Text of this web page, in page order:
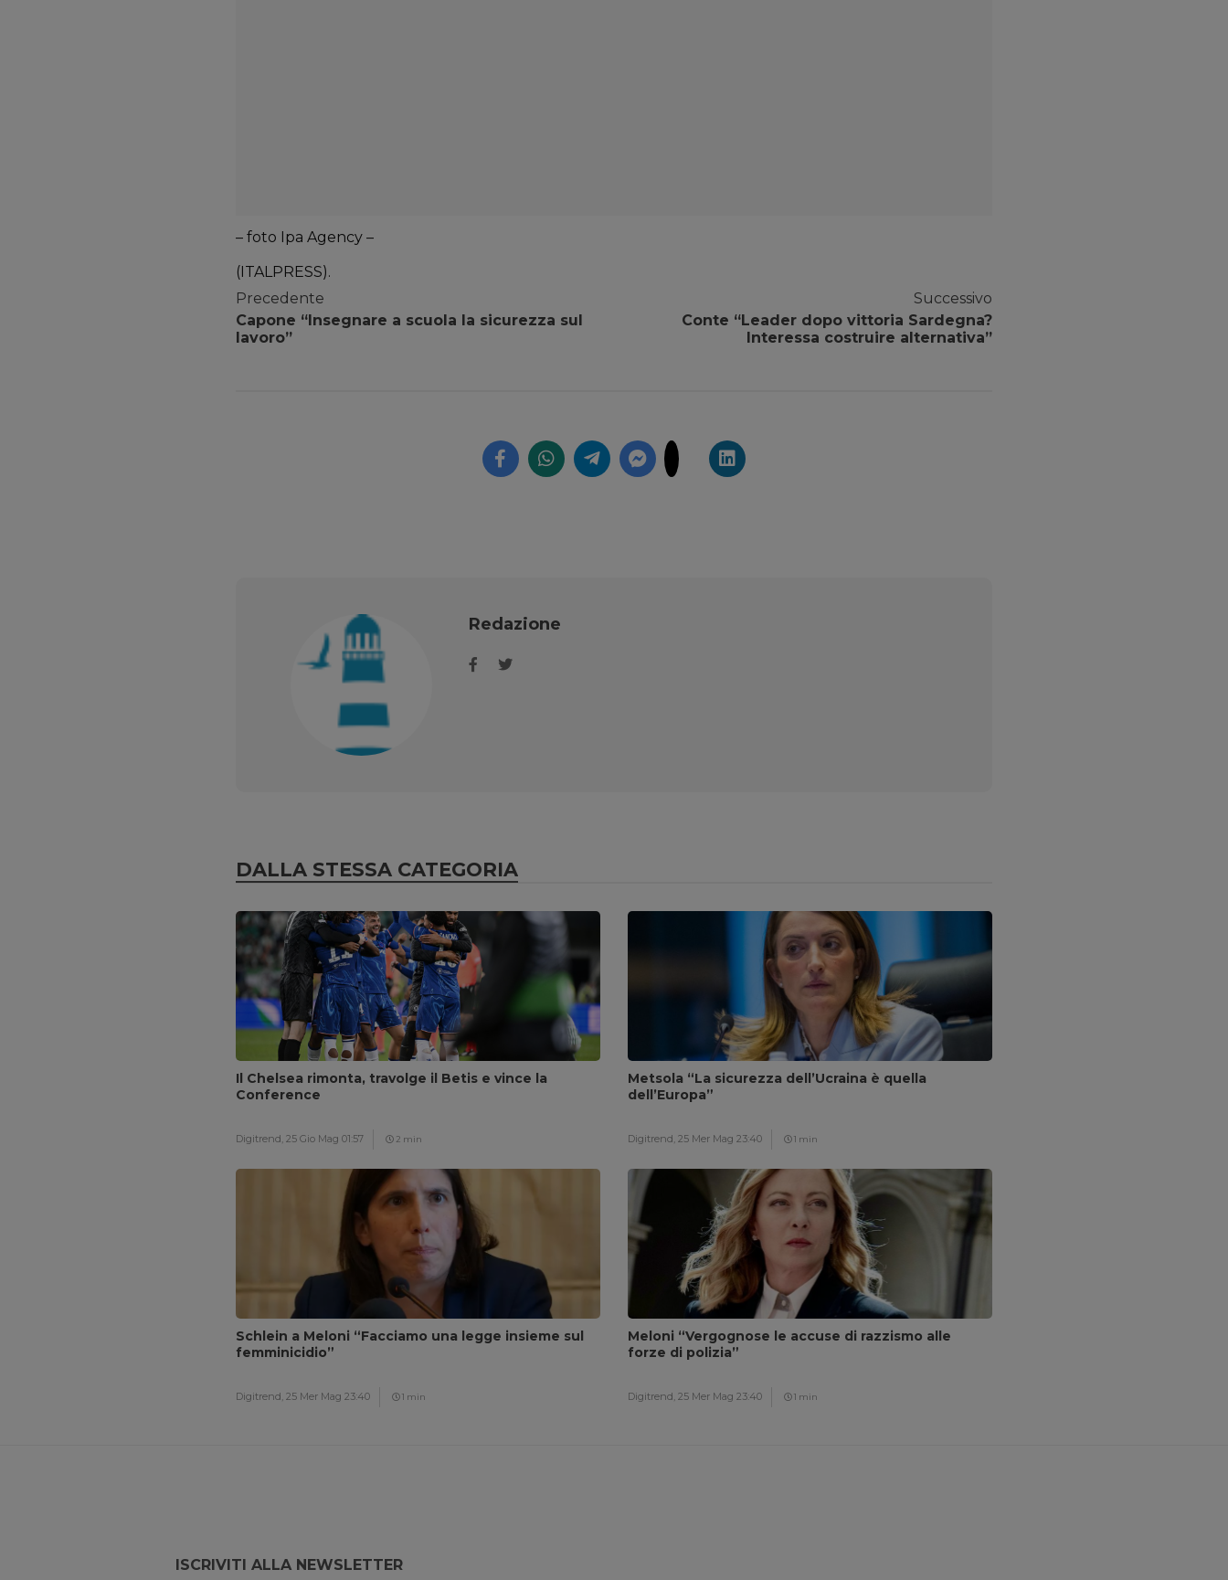
– foto Ipa Agency –
(ITALPRESS).
Precedente
Capone “Insegnare a scuola la sicurezza sul
lavoro”
Successivo
Conte “Leader dopo vittoria Sardegna?
Interessa costruire alternativa”
Redazione
DALLA STESSA CATEGORIA
Il Chelsea rimonta, travolge il Betis e vince la
Conference
Digitrend, 25 Gio Mag 01:57 2 min
Metsola “La sicurezza dell’Ucraina è quella
dell’Europa”
Digitrend, 25 Mer Mag 23:40 1 min
Schlein a Meloni “Facciamo una legge insieme sul
femminicidio”
Digitrend, 25 Mer Mag 23:40 1 min
Meloni “Vergognose le accuse di razzismo alle
forze di polizia”
Digitrend, 25 Mer Mag 23:40 1 min
ISCRIVITI ALLA NEWSLETTER